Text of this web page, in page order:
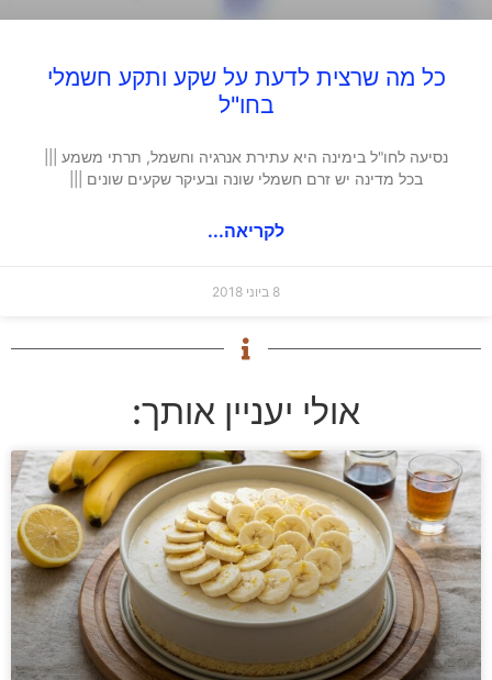
כל מה שרצית לדעת על שקע ותקע חשמלי
בחו"ל
נסיעה לחו"ל בימינה היא עתירת אנרגיה וחשמל, תרתי משמע |||
בכל מדינה יש זרם חשמלי שונה ובעיקר שקעים שונים |||
לקריאה...
8 ביוני 2018
אולי יעניין אותך: